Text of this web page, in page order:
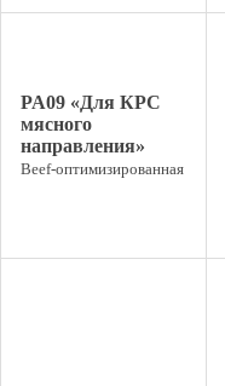
PA09 «Для КРС
мясного
направления»
Beef-оптимизированная